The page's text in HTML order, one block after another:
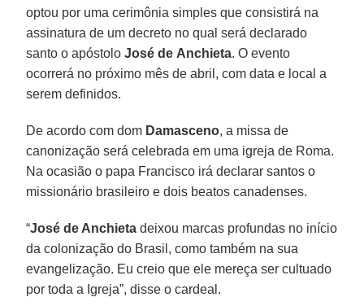
optou por uma cerimônia simples que consistirá na
assinatura de um decreto no qual será declarado
santo o apóstoloJosé de Anchieta. O evento
ocorrerá no próximo mês de abril, com data e local a
serem definidos.
De acordo com dom Damasceno, a missa de
canonização será celebrada em uma igreja de Roma.
Na ocasião o papa Francisco irá declarar santos o
missionário brasileiro e dois beatos canadenses.
“José de Anchieta deixou marcas profundas no início
da colonização do Brasil, como também na sua
evangelização. Eu creio que ele mereça ser cultuado
por toda a Igreja”, disse o cardeal.